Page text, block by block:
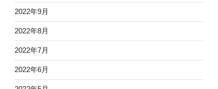
2022年9月
2022年8月
2022年7月
2022年6月